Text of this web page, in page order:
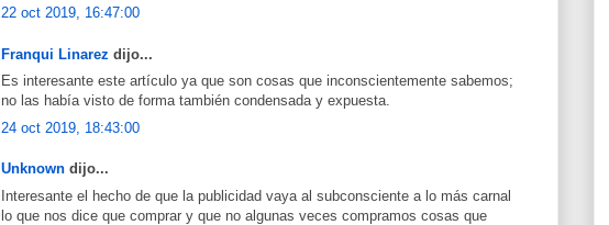
22 oct 2019, 16:47:00
Franqui Linarez dijo...
Es interesante este artículo ya que son cosas que inconscientemente sabemos;
no las había visto de forma también condensada y expuesta.
24 oct 2019, 18:43:00
Unknown dijo...
Interesante el hecho de que la publicidad vaya al subconsciente a lo más carnal
lo que nos dice que comprar y que no algunas veces compramos cosas que